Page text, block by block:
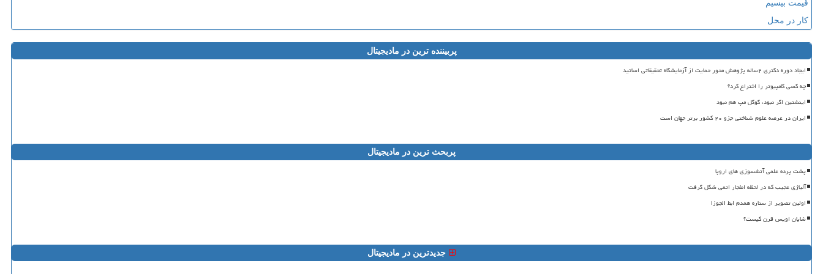
قیمت بیسیم
کار در محل
پربیننده ترین در مادیجیتال
ایجاد دوره دکتری ۲ساله پژوهش محور حمایت از آزمایشگاه تحقیقاتی اساتید
چه کسی کامپیوتر را اختراع کرد؟
اینشتین اگر نبود، گوگل مپ هم نبود
ایران در عرصه علوم شناختی جزو ۲۰ کشور برتر جهان است
پربحث ترین در مادیجیتال
پشت پرده علمی آتشسوزی های اروپا
آلیاژی عجیب که در لحظه انفجار اتمی شکل گرفت
اولین تصویر از ستاره همدم ابط الجوزا
شایان اویس قرن کیست؟
جدیدترین در مادیجیتال